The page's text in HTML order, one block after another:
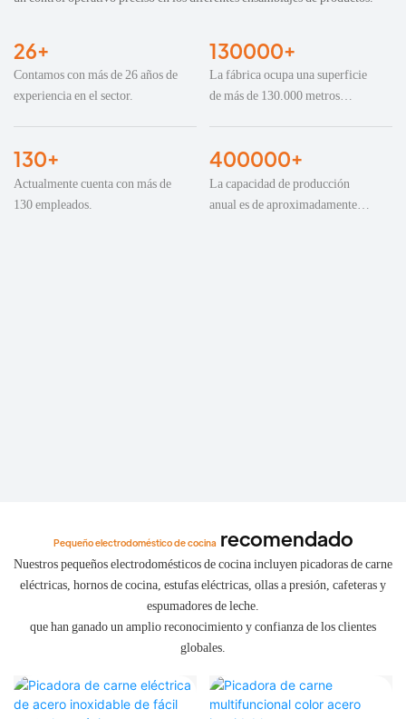
26+
Contamos con más de 26 años de
experiencia en el sector.
130000+
La fábrica ocupa una superficie
de más de 130.000 metros
130+
Actualmente cuenta con más de
130 empleados.
400000+
La capacidad de producción
anual es de aproximadamente
Pequeño electrodoméstico de cocinarecomendado
Nuestros pequeños electrodomésticos de cocina incluyen picadoras de carne
eléctricas, hornos de cocina, estufas eléctricas, ollas a presión, cafeteras y
espumadores de leche.
que han ganado un amplio reconocimiento y confianza de los clientes
globales.